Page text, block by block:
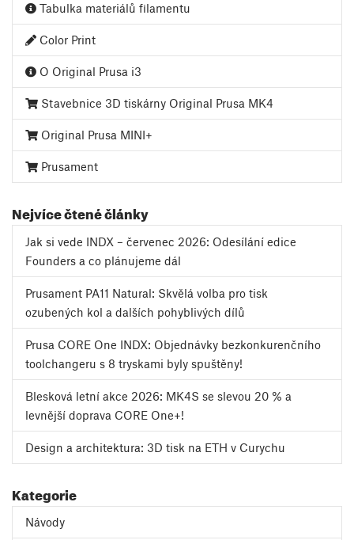
Tabulka materiálů filamentu
Color Print
O Original Prusa i3
Stavebnice 3D tiskárny Original Prusa MK4
Original Prusa MINI+
Prusament
Nejvíce čtené články
Jak si vede INDX – červenec 2026: Odesílání edice
Founders a co plánujeme dál
Prusament PA11 Natural: Skvělá volba pro tisk
ozubených kol a dalších pohyblivých dílů
Prusa CORE One INDX: Objednávky bezkonkurenčního
toolchangeru s 8 tryskami byly spuštěny!
Blesková letní akce 2026: MK4S se slevou 20 % a
levnější doprava CORE One+!
Design a architektura: 3D tisk na ETH v Curychu
Kategorie
Návody